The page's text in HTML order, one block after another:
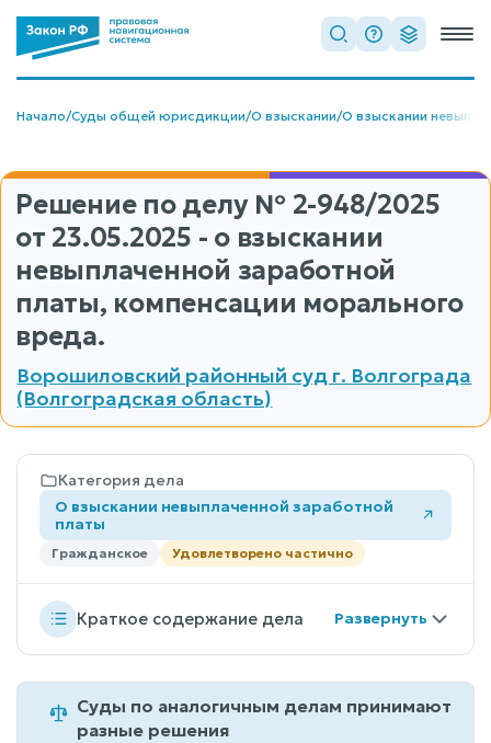
Начало/Суды общей юрисдикции/О взыскании/О взыскании
Решение по делу № 2-948/2025
от 23.05.2025 - о взыскании
невыплаченной заработной
платы, компенсации морального
вреда.
Ворошиловский районный суд г. Волгограда
(Волгоградская область)
Категория дела
О взыскании невыплаченной заработной
платы
Гражданское Удовлетворено частично
Краткое содержание дела
Суды по аналогичным делам принимают
разные решения